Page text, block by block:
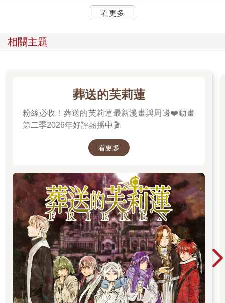
看更多
相關主題
葬送的芙莉蓮
粉絲必收！葬送的芙莉蓮最新漫畫與周邊❤️動畫
第二季2026年好評熱播中🎬
看更多